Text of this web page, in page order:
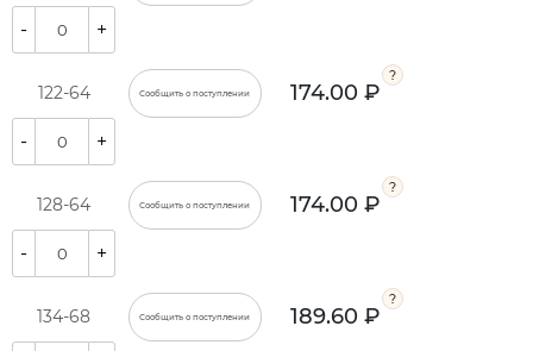
- +
122-64 Сообщить о поступлении 174.00 ₽
- +
128-64 Сообщить о поступлении 174.00 ₽
- +
134-68 Сообщить о поступлении 189.60 ₽